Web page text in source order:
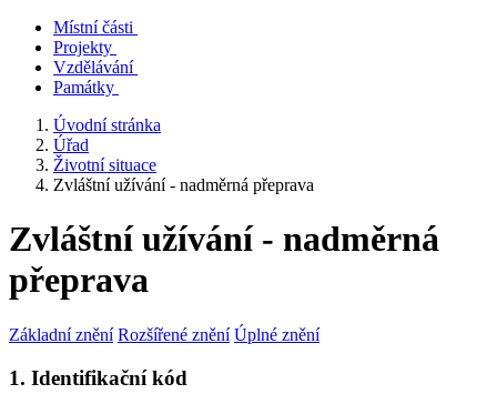
Místní části
Projekty
Vzdělávání
Památky
Úvodní stránka
Úřad
Životní situace
Zvláštní užívání - nadměrná přeprava
Zvláštní užívání - nadměrná
přeprava
Základní znění Rozšířené znění Úplné znění
1. Identifikační kód